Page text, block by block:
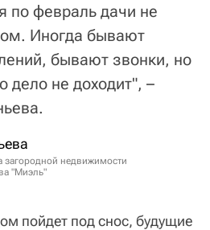
по февраль дачи не
Иногда бывают
бывают звонки, но
дело не доходит", –
загородной недвижимости
"Миэль"
пойдет под снос, будущие